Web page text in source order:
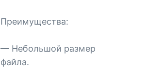
Преимущества:
— Небольшой размер
файла.